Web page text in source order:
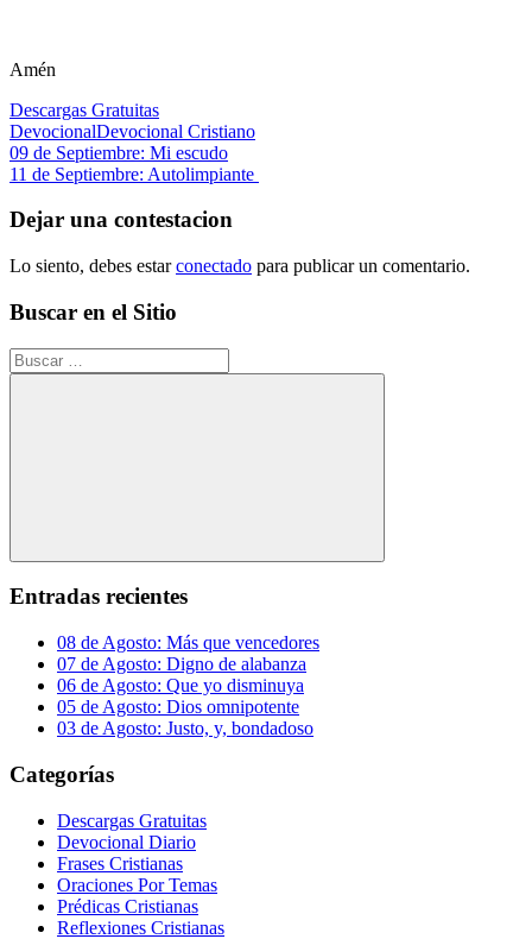
Amén
Descargas Gratuitas
DevocionalDevocional Cristiano
Navegación
de
entradas
Entrada
anterior:
09 de Septiembre: Mi escudo
Siguiente
11 de Septiembre: Autolimpiante
Dejar una contestacion
Lo siento, debes estarconectado para publicar un comentario.
Buscar en el Sitio
Buscar:
Buscar
Entradas recientes
08 de Agosto: Más que vencedores
07 de Agosto: Digno de alabanza
06 de Agosto: Que yo disminuya
05 de Agosto: Dios omnipotente
03 de Agosto: Justo, y, bondadoso
Categorías
Descargas Gratuitas
Devocional Diario
Frases Cristianas
Oraciones Por Temas
Prédicas Cristianas
Reflexiones Cristianas